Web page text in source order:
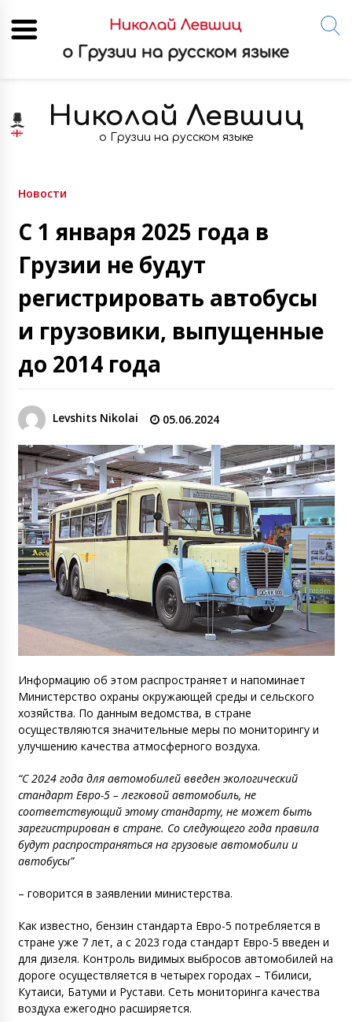
content
Николай Левшиц
о Грузии на русском языке
Новости
С 1 января 2025 года в
Грузии не будут
регистрировать автобусы
и грузовики, выпущенные
до 2014 года
Levshits Nikolai 05.06.2024
Информацию об этом распространяет и напоминает
Министерство охраны окружающей среды и сельского
хозяйства. По данным ведомства, в стране
осуществляются значительные меры по мониторингу и
улучшению качества атмосферного воздуха.
“С 2024 года для автомобилей введен экологический
стандарт Евро-5 – легковой автомобиль, не
соответствующий этому стандарту, не может быть
зарегистрирован в стране. Со следующего года правила
будут распространяться на грузовые автомобили и
автобусы”
– говорится в заявлении министерства.
Как известно, бензин стандарта Евро-5 потребляется в
стране уже 7 лет, а с 2023 года стандарт Евро-5 введен и
для дизеля. Контроль видимых выбросов автомобилей на
дороге осуществляется в четырех городах – Тбилиси,
Кутаиси, Батуми и Рустави. Сеть мониторинга качества
воздуха ежегодно расширяется.